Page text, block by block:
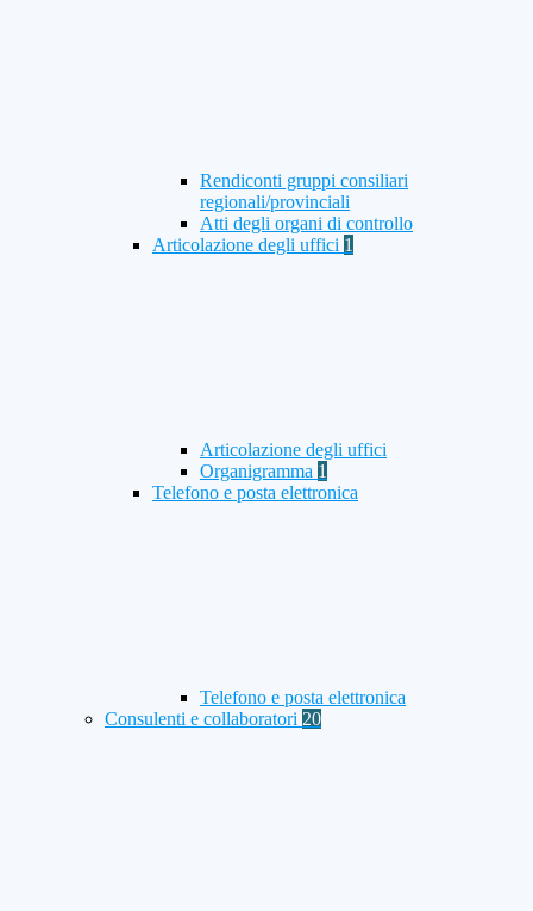
Rendiconti gruppi consiliari
regionali/provinciali
Atti degli organi di controllo
Articolazione degli uffici 1
Articolazione degli uffici
Organigramma 1
Telefono e posta elettronica
Telefono e posta elettronica
Consulenti e collaboratori 20